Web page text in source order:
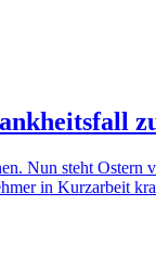
Nun steht
in Kurzarbeit